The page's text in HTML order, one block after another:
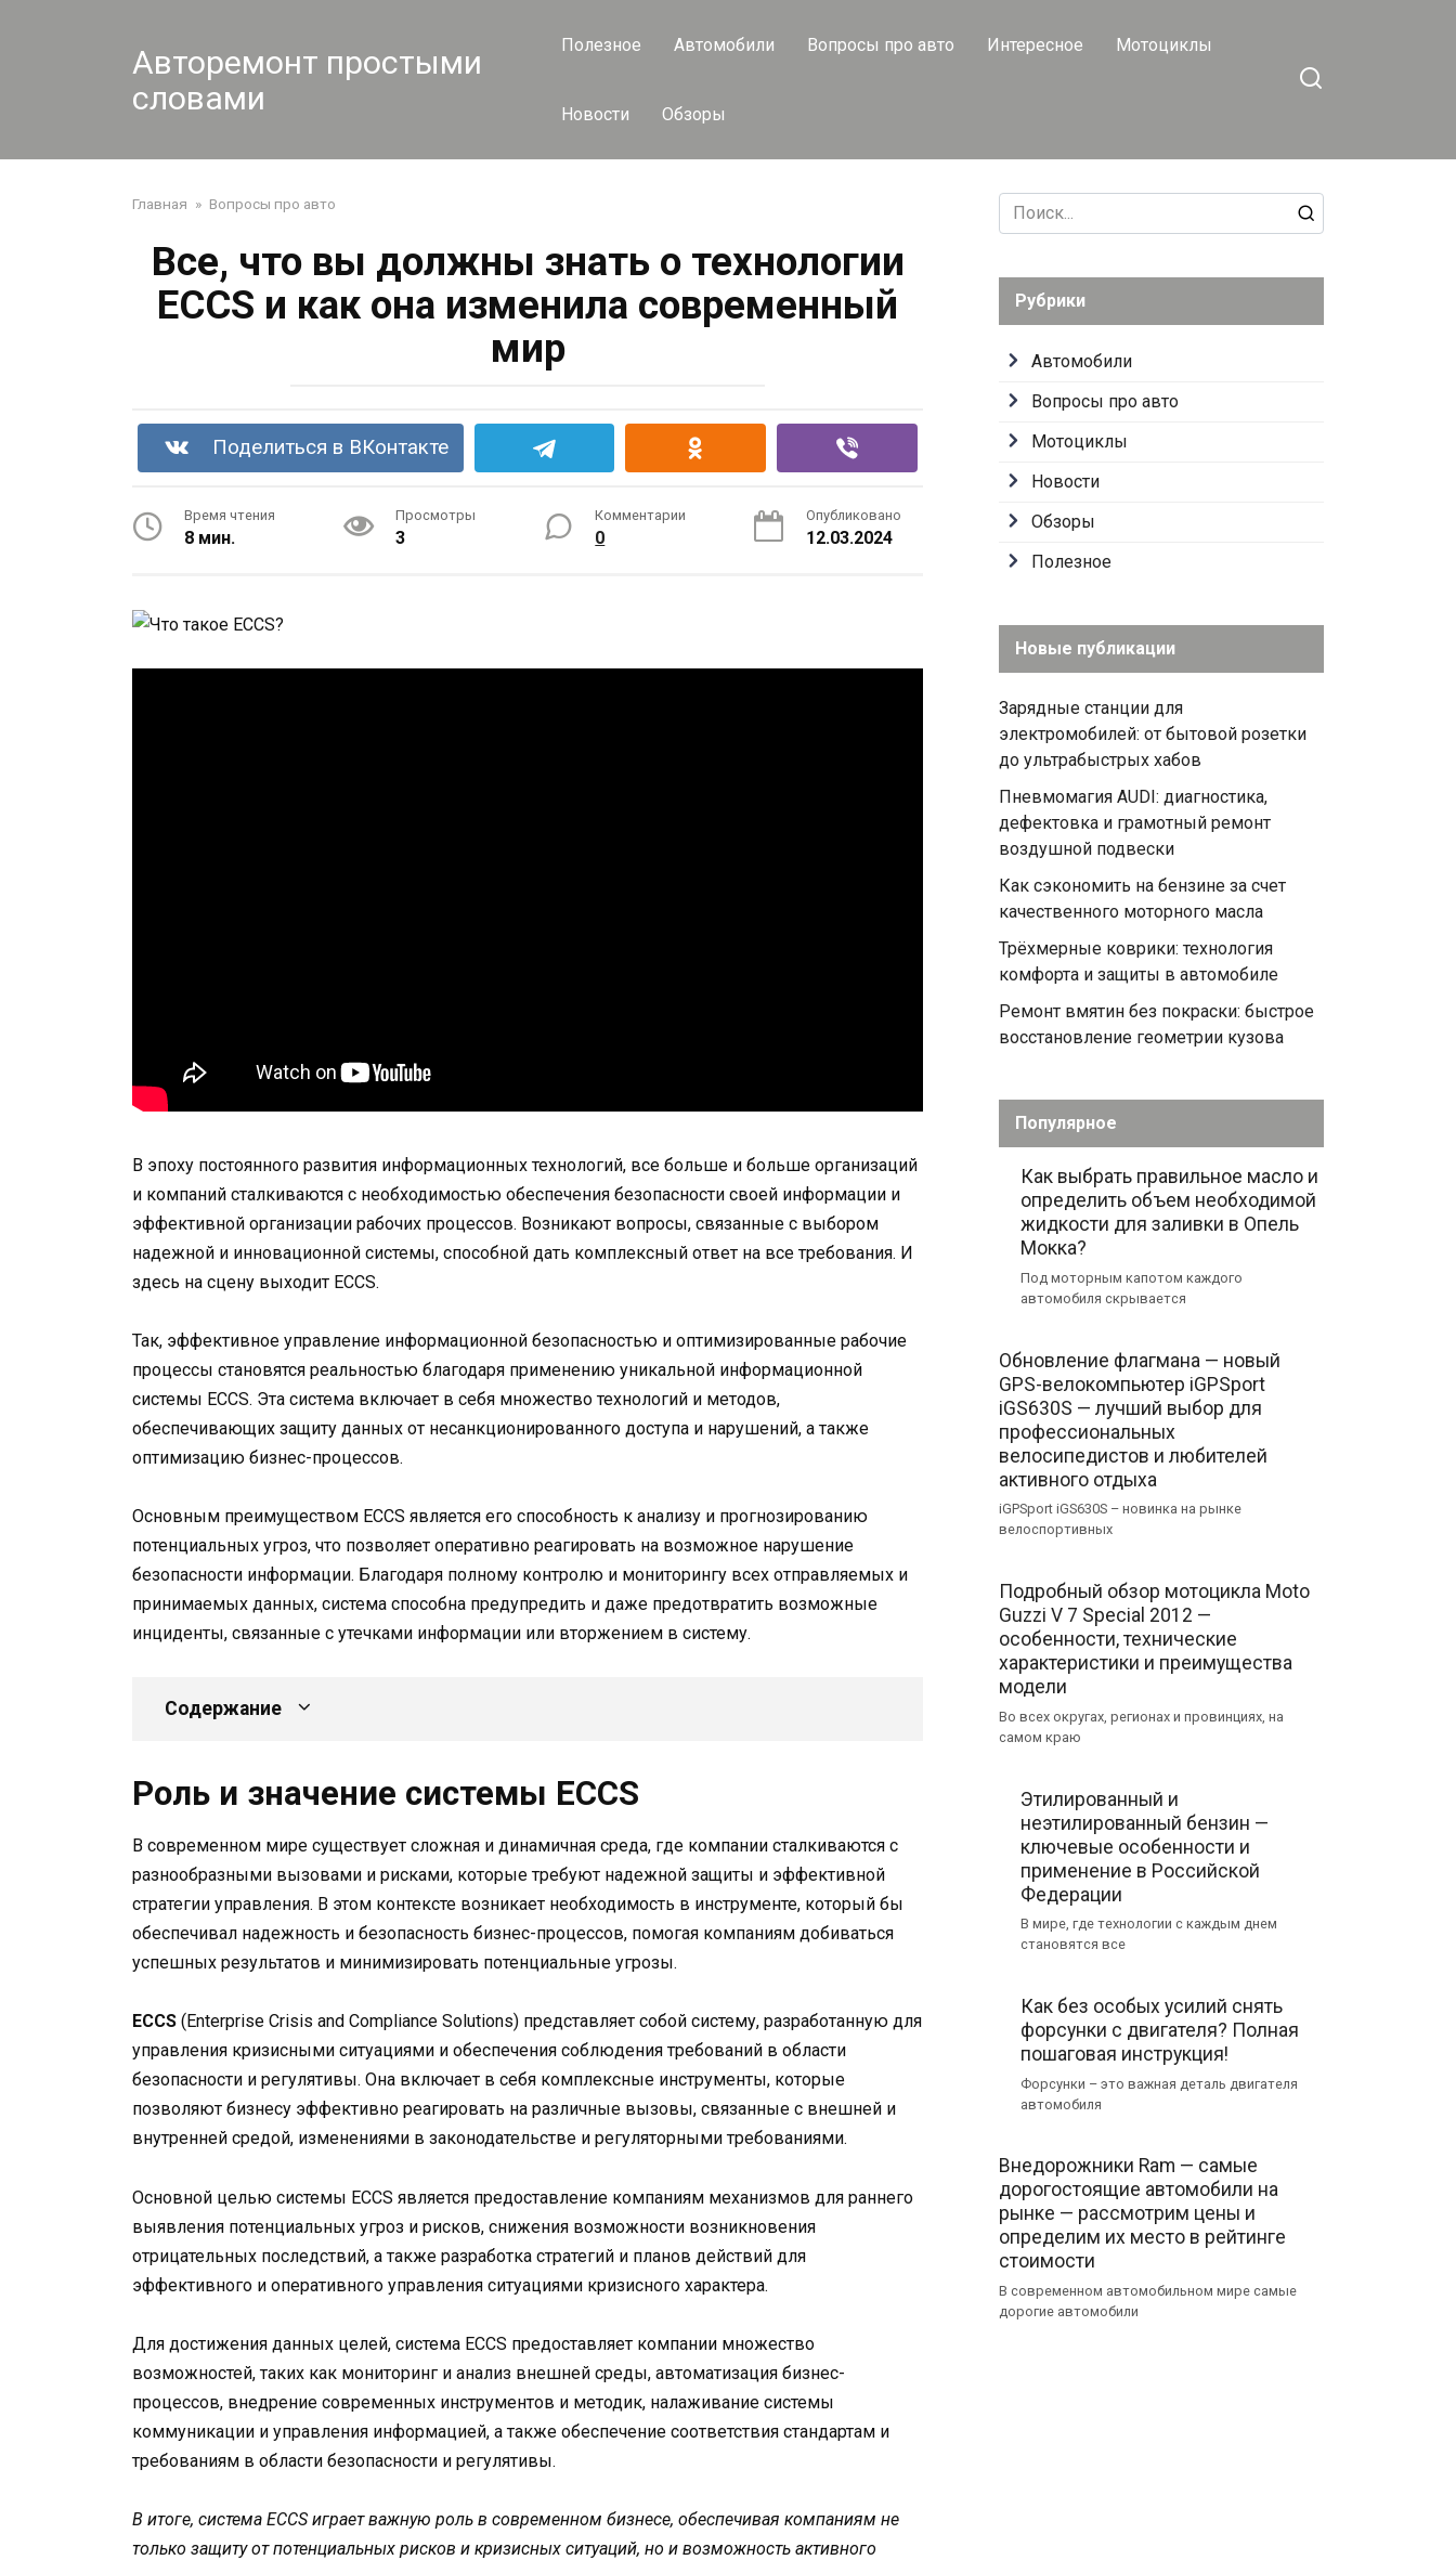
Авторемонт простыми
словами
Полезное Автомобили Вопросы про авто Интересное Мотоциклы
Новости Обзоры
Главная » Вопросы про авто
Все, что вы должны знать о технологии
ECCS и как она изменила современный
мир
Поделиться в ВКонтакте
Время чтения
8 мин.
Просмотры
3
Комментарии
0
Опубликовано
12.03.2024
В эпоху постоянного развития информационных технологий, все больше и больше организаций
и компаний сталкиваются с необходимостью обеспечения безопасности своей информации и
эффективной организации рабочих процессов. Возникают вопросы, связанные с выбором
надежной и инновационной системы, способной дать комплексный ответ на все требования. И
здесь на сцену выходит ECCS.
Так, эффективное управление информационной безопасностью и оптимизированные рабочие
процессы становятся реальностью благодаря применению уникальной информационной
системы ECCS. Эта система включает в себя множество технологий и методов,
обеспечивающих защиту данных от несанкционированного доступа и нарушений, а также
оптимизацию бизнес-процессов.
Основным преимуществом ECCS является его способность к анализу и прогнозированию
потенциальных угроз, что позволяет оперативно реагировать на возможное нарушение
безопасности информации. Благодаря полному контролю и мониторингу всех отправляемых и
принимаемых данных, система способна предупредить и даже предотвратить возможные
инциденты, связанные с утечками информации или вторжением в систему.
Содержание
Роль и значение системы ECCS
В современном мире существует сложная и динамичная среда, где компании сталкиваются с
разнообразными вызовами и рисками, которые требуют надежной защиты и эффективной
стратегии управления. В этом контексте возникает необходимость в инструменте, который бы
обеспечивал надежность и безопасность бизнес-процессов, помогая компаниям добиваться
успешных результатов и минимизировать потенциальные угрозы.
ECCS (Enterprise Crisis and Compliance Solutions) представляет собой систему, разработанную для
управления кризисными ситуациями и обеспечения соблюдения требований в области
безопасности и регулятивы. Она включает в себя комплексные инструменты, которые
позволяют бизнесу эффективно реагировать на различные вызовы, связанные с внешней и
внутренней средой, изменениями в законодательстве и регуляторными требованиями.
Основной целью системы ECCS является предоставление компаниям механизмов для раннего
выявления потенциальных угроз и рисков, снижения возможности возникновения
отрицательных последствий, а также разработка стратегий и планов действий для
эффективного и оперативного управления ситуациями кризисного характера.
Для достижения данных целей, система ECCS предоставляет компании множество
возможностей, таких как мониторинг и анализ внешней среды, автоматизация бизнес-
процессов, внедрение современных инструментов и методик, налаживание системы
коммуникации и управления информацией, а также обеспечение соответствия стандартам и
требованиям в области безопасности и регулятивы.
В итоге, система ECCS играет важную роль в современном бизнесе, обеспечивая компаниям не
только защиту от потенциальных рисков и кризисных ситуаций, но и возможность активного
Search
for:
Рубрики
Автомобили
Вопросы про авто
Мотоциклы
Новости
Обзоры
Полезное
Новые публикации
Зарядные станции для
электромобилей: от бытовой розетки
до ультрабыстрых хабов
Пневмомагия AUDI: диагностика,
дефектовка и грамотный ремонт
воздушной подвески
Как сэкономить на бензине за счет
качественного моторного масла
Трёхмерные коврики: технология
комфорта и защиты в автомобиле
Ремонт вмятин без покраски: быстрое
восстановление геометрии кузова
Популярное
Как выбрать правильное масло и
определить объем необходимой
жидкости для заливки в Опель
Мокка?
Под моторным капотом каждого
автомобиля скрывается
Обновление флагмана — новый
GPS-велокомпьютер iGPSport
iGS630S — лучший выбор для
профессиональных
велосипедистов и любителей
активного отдыха
iGPSport iGS630S – новинка на рынке
велоспортивных
Подробный обзор мотоцикла Moto
Guzzi V 7 Special 2012 —
особенности, технические
характеристики и преимущества
модели
Во всех округах, регионах и провинциях, на
самом краю
Этилированный и
неэтилированный бензин —
ключевые особенности и
применение в Российской
Федерации
В мире, где технологии с каждым днем
становятся все
Как без особых усилий снять
форсунки с двигателя? Полная
пошаговая инструкция!
Форсунки – это важная деталь двигателя
автомобиля
Внедорожники Ram — самые
дорогостоящие автомобили на
рынке — рассмотрим цены и
определим их место в рейтинге
стоимости
В современном автомобильном мире самые
дорогие автомобили